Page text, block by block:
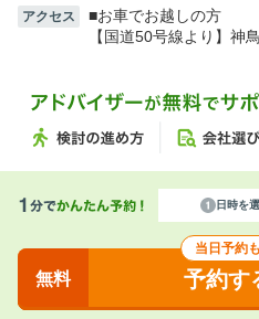
アクセス
■お車でお越しの方
【国道50号線より】神
日時を
当日予約
無料 予約す